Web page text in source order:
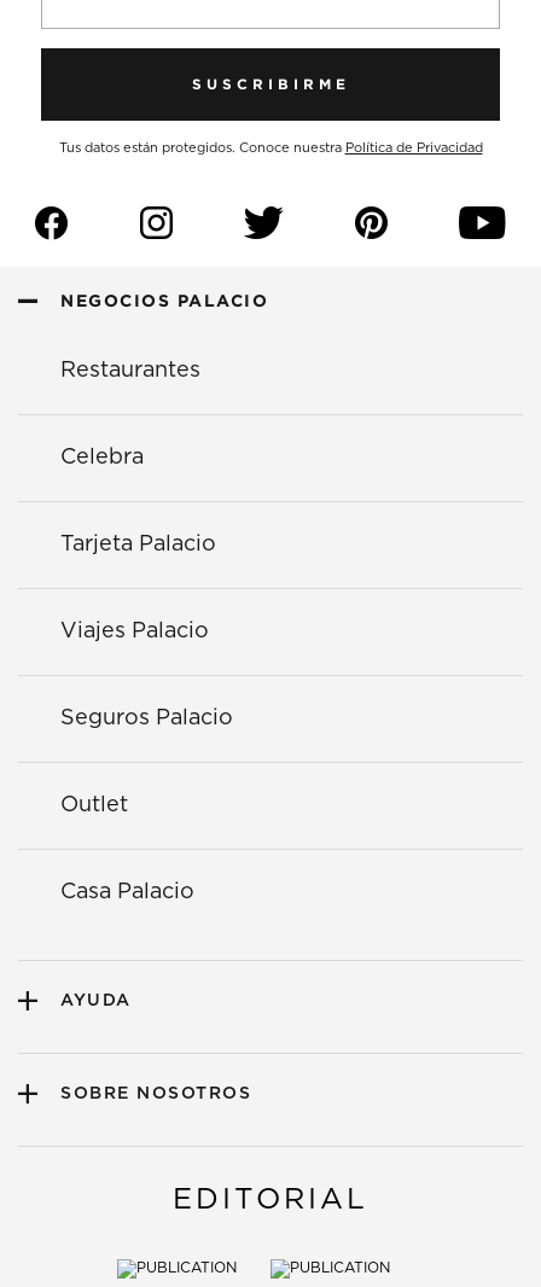
SUSCRIBIRME
Tus datos están protegidos. Conoce nuestra Política de Privacidad
f i t p y
NEGOCIOS PALACIO
Restaurantes
Celebra
Tarjeta Palacio
Viajes Palacio
Seguros Palacio
Outlet
Casa Palacio
AYUDA
SOBRE NOSOTROS
EDITORIAL